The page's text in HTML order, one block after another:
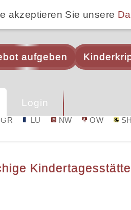
akzeptieren Sie unsere
aufgeben
Login
GR LU NW OW SH